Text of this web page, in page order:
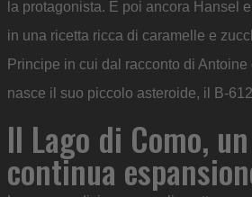
la protagonista. E poi ancora Hansel
in una ricetta ricca di caramelle e
Principe in cui dal racconto di
nasce il suo piccolo asteroide, il B-
Il Lago di Como,
continua